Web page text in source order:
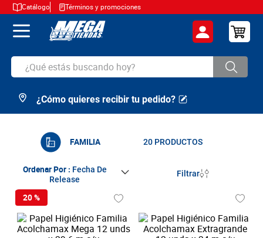
Catálogo Términos y promociones
¿Qué estás buscando hoy?
TÉRMINOS MÁS BUSCADOS
.
arroz
cafe
5.
6.
azucar
¿Cómo quieres recibir tu pedido?
FAMILIA 20 PRODUCTOS
Ordenar Por
Fecha De
Release
Filtrar
20 %